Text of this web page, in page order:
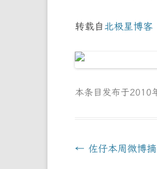
转载自 北极星博客
本条目发布于2010
文
← 佐仔本周微博